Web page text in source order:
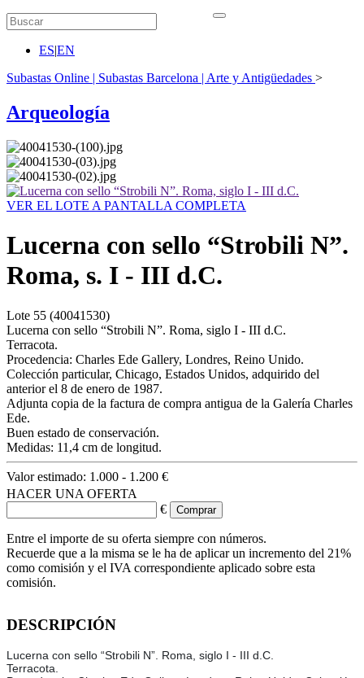
ES|EN
Subastas Online | Subastas Barcelona | Arte y Antigüedades >
Arqueología
VER EL LOTE A PANTALLA COMPLETA
Lucerna con sello “Strobili N”.
Roma, s. I - III d.C.
Lote 55 (40041530)
Lucerna con sello “Strobili N”. Roma, siglo I - III d.C.
Terracota.
Procedencia: Charles Ede Gallery, Londres, Reino Unido.
Colección particular, Chicago, Estados Unidos, adquirido del
anterior el 8 de enero de 1987.
Adjunta copia de la factura de compra antigua de la Galería Charles
Ede.
Buen estado de conservación.
Medidas: 11,4 cm de longitud.
Valor estimado: 1.000 - 1.200 €
HACER UNA OFERTA
€
Entre el importe de su oferta siempre con números.
Recuerde que a la misma se le ha de aplicar un incremento del 21%
como comisión y el IVA correspondiente aplicado sobre esta
comisión.
DESCRIPCIÓN
Lucerna con sello “Strobili N”. Roma, siglo I - III d.C.
Terracota.